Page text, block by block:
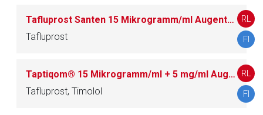
Tafluprost Santen 15 Mikrogramm/ml Augentropfen, Lösung im Einzeldosisbehältnis
Tafluprost
RL
FI
Taptiqom® 15 Mikrogramm/ml + 5 mg/ml Augentropfen, Lösung im Einzeldosisbehältnis
Tafluprost, Timolol
RL
FI